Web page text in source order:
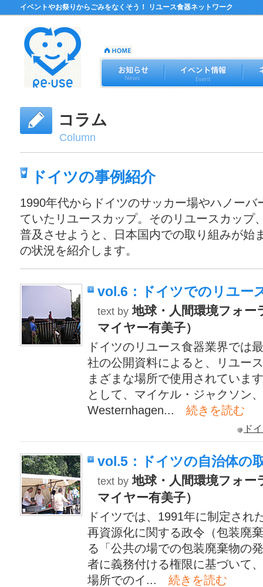
イベントやお祭りからごみをなくそう！ リユース食器ネットワーク
コラム
Column
ドイツの事例紹介
1990年代からドイツのサッカー場やハノーバ
ていたリユースカップ。そのリユースカップ
普及させようと、日本国内での取り組みが始
の状況を紹介します。
vol.6：ドイツでのリユー
text by 地球・人間環境フォー
マイヤー有美子）
ドイツのリユース食器業界では
社の公開資料によると、リユー
まざまな場所で使用されていま
として、マイケル・ジャクソン
Westernhagen... 続きを読む
ド
vol.5：ドイツの自治体の
text by 地球・人間環境フォー
マイヤー有美子）
ドイツでは、1991年に制定され
再資源化に関する政令（包装廃
る「公共の場での包装廃棄物の
者に義務付ける権限に基づいて
場所でのイ... 続きを読む